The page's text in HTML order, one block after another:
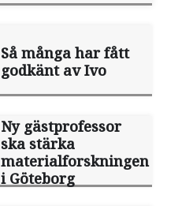
Så många har fått
godkänt av Ivo
Ny gästprofessor
ska stärka
materialforskningen
i Göteborg